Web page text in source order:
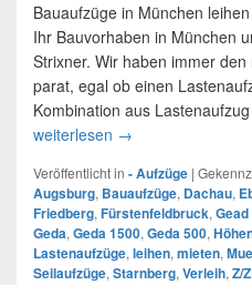
Bauaufzüge in München
Ihr Bauvorhaben in München
Strixner. Wir haben immer
parat, egal ob einen
Kombination aus
weiterlesen Unser
→
Veröffentlicht in - Aufzüge |
Augsburg, Bauaufzüge, Dachau,
Friedberg, Fürstenfeldbruck,
Geda, Geda 1500, Geda 500,
Lastenaufzüge, leihen, mieten,
Seilaufzüge, Starnberg, Verleih, Z/